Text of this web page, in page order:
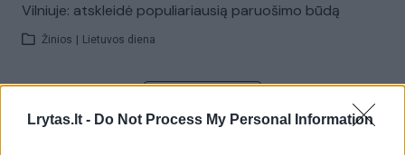
Lrytas.lt - Do Not Process My Personal Information
Vilniuje: atskleidė populiariausią paruošimo būdą
Žinios Lietuvos diena